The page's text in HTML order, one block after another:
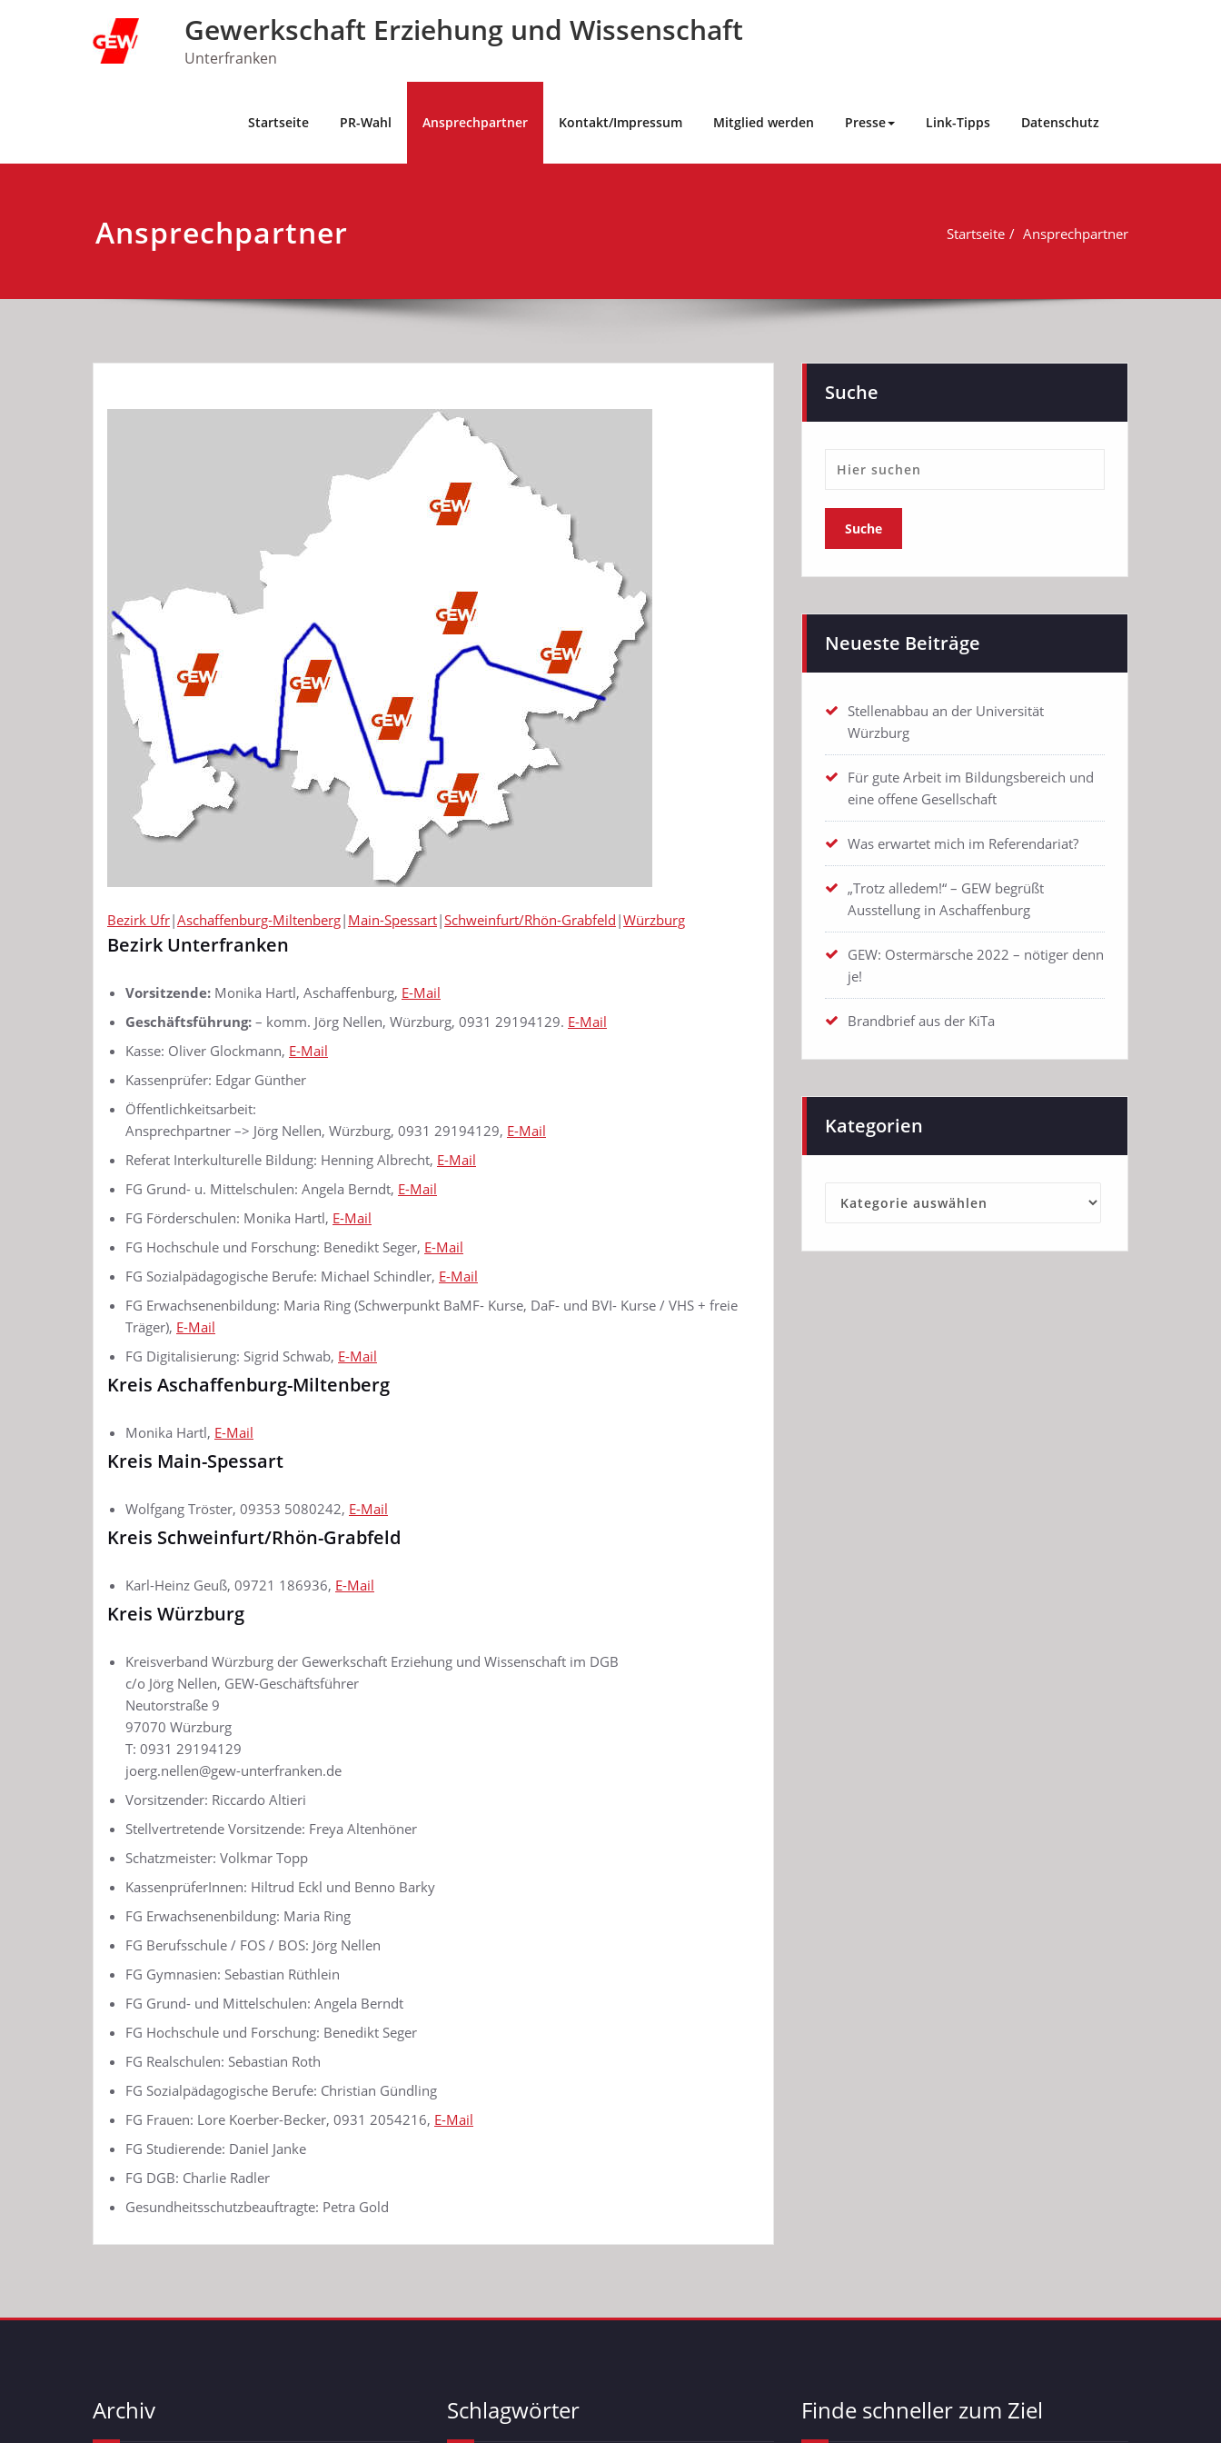
Gewerkschaft Erziehung und Wissenschaft
Unterfranken
Startseite PR-Wahl Ansprechpartner Kontakt/Impressum Mitglied werden Presse Link-Tipps Datenschutz
Ansprechpartner Startseite Ansprechpartner
Bezirk Ufr|Aschaffenburg-Miltenberg| Main-Spessart|Schweinfurt/Rhön-Grabfeld |Würzburg
Bezirk Unterfranken
Vorsitzende: Monika Hartl, Aschaffenburg, E-Mail
Geschäftsführung: – komm. Jörg Nellen, Würzburg, 0931 29194129. E-Mail
Kasse: Oliver Glockmann, E-Mail
Kassenprüfer: Edgar Günther
Öffentlichkeitsarbeit:
Ansprechpartner –> Jörg Nellen, Würzburg, 0931 29194129, E-Mail
Referat Interkulturelle Bildung: Henning Albrecht, E-Mail
FG Grund- u. Mittelschulen: Angela Berndt, E-Mail
FG Förderschulen: Monika Hartl, E-Mail
FG Hochschule und Forschung: Benedikt Seger, E-Mail
FG Sozialpädagogische Berufe: Michael Schindler, E-Mail
FG Erwachsenenbildung: Maria Ring (Schwerpunkt BaMF- Kurse, DaF- und BVI- Kurse / VHS + freie
Träger), E-Mail
FG Digitalisierung: Sigrid Schwab, E-Mail
Kreis Aschaffenburg-Miltenberg
Monika Hartl, E-Mail
Kreis Main-Spessart
Wolfgang Tröster, 09353 5080242, E-Mail
Kreis Schweinfurt/Rhön-Grabfeld
Karl-Heinz Geuß, 09721 186936, E-Mail
Kreis Würzburg
Kreisverband Würzburg der Gewerkschaft Erziehung und Wissenschaft im DGB
c/o Jörg Nellen, GEW-Geschäftsführer
Neutorstraße 9
97070 Würzburg
T: 0931 29194129
joerg.nellen@gew-unterfranken.de
Vorsitzender: Riccardo Altieri
Stellvertretende Vorsitzende: Freya Altenhöner
Schatzmeister: Volkmar Topp
KassenprüferInnen: Hiltrud Eckl und Benno Barky
FG Erwachsenenbildung: Maria Ring
FG Berufsschule / FOS / BOS: Jörg Nellen
FG Gymnasien: Sebastian Rüthlein
FG Grund- und Mittelschulen: Angela Berndt
FG Hochschule und Forschung: Benedikt Seger
FG Realschulen: Sebastian Roth
FG Sozialpädagogische Berufe: Christian Gündling
FG Frauen: Lore Koerber-Becker, 0931 2054216, E-Mail
FG Studierende: Daniel Janke
FG DGB: Charlie Radler
Gesundheitsschutzbeauftragte: Petra Gold
Suche
Neueste Beiträge
Stellenabbau an der Universität
Würzburg
Für gute Arbeit im Bildungsbereich und
eine offene Gesellschaft
Was erwartet mich im Referendariat?
„Trotz alledem!“ – GEW begrüßt
Ausstellung in Aschaffenburg
GEW: Ostermärsche 2022 – nötiger denn
je!
Brandbrief aus der KiTa
Kategorien
Kategorien
Archiv Schlagwörter Finde schneller zum Ziel